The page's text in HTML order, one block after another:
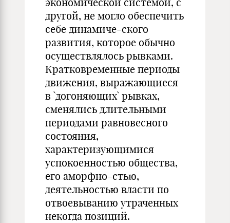
другой, не могло обеспечить
себе динамиче-ского
развития, которое обычно
осуществлялось рывками.
Кратковременные периоды
движения, выражающиеся
в `догоняющих` рывках,
сменялись длительными
периодами равновесного
состояния,
характеризующимися
успокоенностью общества,
его аморфно-стью,
деятельностью власти по
отвоевыванию утраченных
некогда позиций.